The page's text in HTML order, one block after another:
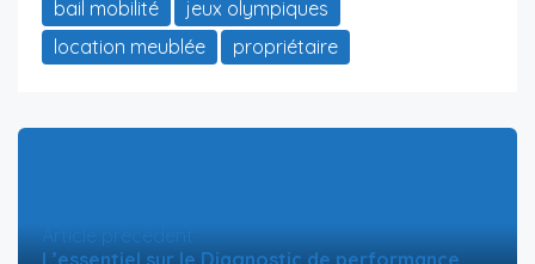
bail mobilité
jeux olympiques
location meublée
propriétaire
Article précédent
L’essentiel sur le Diagnostic de performance